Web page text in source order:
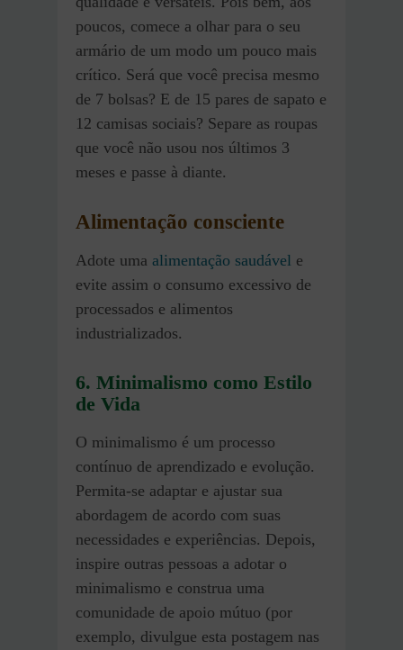
poucos, comece a olhar para o seu
armário de um modo um pouco mais
crítico. Será que você precisa mesmo
de 7 bolsas? E de 15 pares de sapato e
12 camisas sociais? Separe as roupas
que você não usou nos últimos 3
meses e passe à diante.
Alimentação consciente
Adote uma alimentação saudável e
evite assim o consumo excessivo de
processados e alimentos
industrializados.
6. Minimalismo como Estilo
de Vida
O minimalismo é um processo
contínuo de aprendizado e evolução.
Permita-se adaptar e ajustar sua
abordagem de acordo com suas
necessidades e experiências. Depois,
inspire outras pessoas a adotar o
minimalismo e construa uma
comunidade de apoio mútuo (por
exemplo, divulgue esta postagem nas